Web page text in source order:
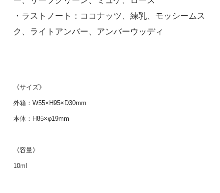
・ラストノート：ココナッツ、練乳、モッシームス
ク、ライトアンバー、アンバーウッディ
《サイズ》
外箱：W55×H95×D30mm
本体：H85×φ19mm
《容量》
10ml